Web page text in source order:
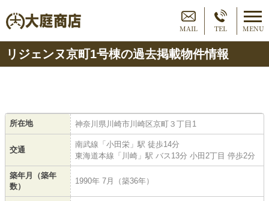
MAIL TEL MENU
リジェンヌ京町1号棟の過去掲載物件情報
所在地 神奈川県川崎市川崎区京町３丁目1
交通
南武線「小田栄」駅 徒歩14分
東海道本線「川崎」駅 バス13分 小田2丁目 停歩2分
築年月（築年
数）
1990年 7月（築36年）